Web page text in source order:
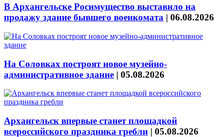
В Архангельске Росимущество выставило на
продажу здание бывшего военкомата | 06.08.2026
На Соловках построят новое музейно-
административное здание | 05.08.2026
Архангельск впервые станет площадкой
всероссийского праздника гребли | 05.08.2026